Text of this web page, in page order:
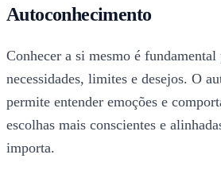
Autoconhecimento
Conhecer a si mesmo é
necessidades, limites e desejos. O
permite entender emoções e
escolhas mais conscientes e
importa.